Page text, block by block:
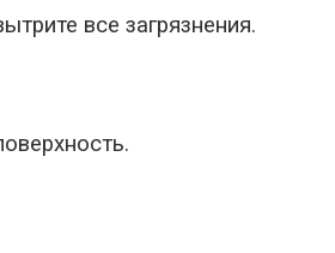
все загрязнения.